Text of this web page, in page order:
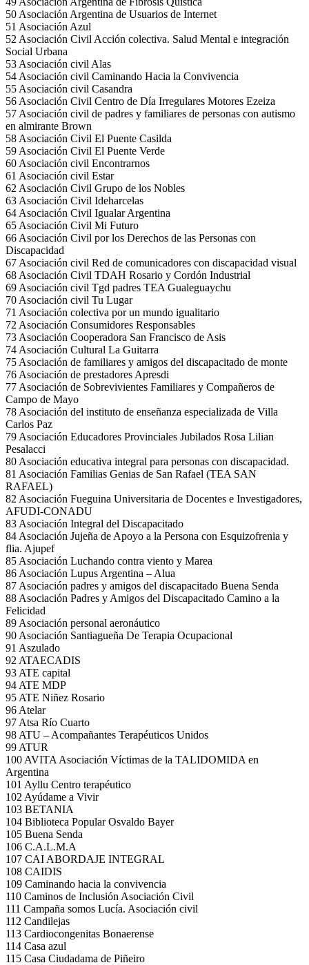
50 Asociación Argentina de Usuarios de Internet
51 Asociación Azul
52 Asociación Civil Acción colectiva. Salud Mental e integración
Social Urbana
53 Asociación civil Alas
54 Asociación civil Caminando Hacia la Convivencia
55 Asociación civil Casandra
56 Asociación Civil Centro de Día Irregulares Motores Ezeiza
57 Asociación civil de padres y familiares de personas con autismo
en almirante Brown
58 Asociación Civil El Puente Casilda
59 Asociación Civil El Puente Verde
60 Asociación civil Encontrarnos
61 Asociación civil Estar
62 Asociación Civil Grupo de los Nobles
63 Asociación Civil Ideharcelas
64 Asociación Civil Igualar Argentina
65 Asociación Civil Mi Futuro
66 Asociación Civil por los Derechos de las Personas con
Discapacidad
67 Asociación civil Red de comunicadores con discapacidad visual
68 Asociación Civil TDAH Rosario y Cordón Industrial
69 Asociación civil Tgd padres TEA Gualeguaychu
70 Asociación civil Tu Lugar
71 Asociación colectiva por un mundo igualitario
72 Asociación Consumidores Responsables
73 Asociación Cooperadora San Francisco de Asis
74 Asociación Cultural La Guitarra
75 Asociación de familiares y amigos del discapacitado de monte
76 Asociación de prestadores Apresdi
77 Asociación de Sobrevivientes Familiares y Compañeros de
Campo de Mayo
78 Asociación del instituto de enseñanza especializada de Villa
Carlos Paz
79 Asociación Educadores Provinciales Jubilados Rosa Lilian
Pesalacci
80 Asociación educativa integral para personas con discapacidad.
81 Asociación Familias Genias de San Rafael (TEA SAN
RAFAEL)
82 Asociación Fueguina Universitaria de Docentes e Investigadores,
AFUDI-CONADU
83 Asociación Integral del Discapacitado
84 Asociación Jujeña de Apoyo a la Persona con Esquizofrenia y
flia. Ajupef
85 Asociación Luchando contra viento y Marea
86 Asociación Lupus Argentina – Alua
87 Asociación padres y amigos del discapacitado Buena Senda
88 Asociación Padres y Amigos del Discapacitado Camino a la
Felicidad
89 Asociación personal aeronáutico
90 Asociación Santiagueña De Terapia Ocupacional
91 Aszulado
92 ATAECADIS
93 ATE capital
94 ATE MDP
95 ATE Niñez Rosario
96 Atelar
97 Atsa Río Cuarto
98 ATU – Acompañantes Terapéuticos Unidos
99 ATUR
100 AVITA Asociación Víctimas de la TALIDOMIDA en
Argentina
101 Ayllu Centro terapéutico
102 Ayúdame a Vivir
103 BETANIA
104 Biblioteca Popular Osvaldo Bayer
105 Buena Senda
106 C.A.L.M.A
107 CAI ABORDAJE INTEGRAL
108 CAIDIS
109 Caminando hacia la convivencia
110 Caminos de Inclusión Asociación Civil
111 Campaña somos Lucía. Asociación civil
112 Candilejas
113 Cardiocongenitas Bonaerense
114 Casa azul
115 Casa Ciudadama de Piñeiro